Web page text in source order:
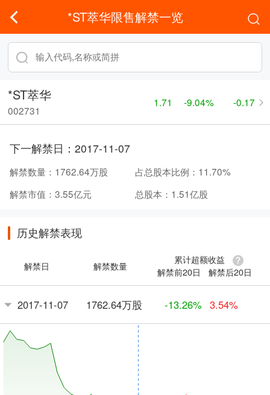
*ST萃华限售解禁一览
*ST萃华
002731
1.71 -9.04% -0.17
下一解禁日： 2017-11-07
解禁数量： 1762.64万股 占总股本比例： 11.70%
解禁市值： 3.55亿元 总股本： 1.51亿股
历史解禁表现
解禁日 解禁数量
累计超额收益
解禁前20日
解禁后20日
2017-11-07 1762.64万股 -13.26% 3.54%